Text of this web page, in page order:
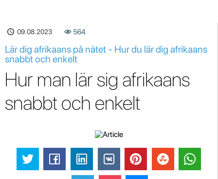
09.08.2023 564
Lär dig afrikaans på nätet - Hur du lär dig afrikaans
snabbt och enkelt
Hur man lär sig afrikaans
snabbt och enkelt